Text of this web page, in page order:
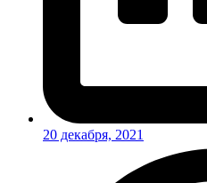
20 декабря, 2021